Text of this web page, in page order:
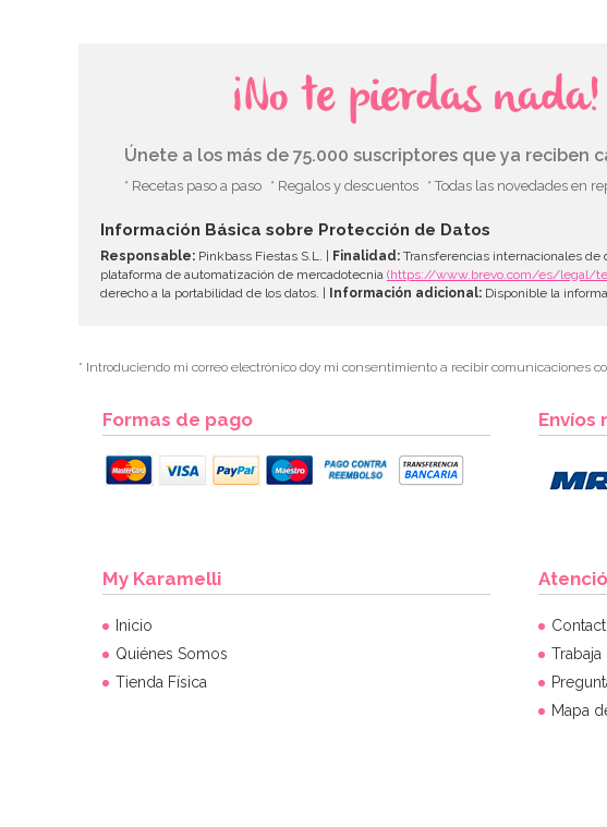
¡No te pierdas nada!
Únete a los más de 75.000 suscriptores que ya reciben
* Recetas paso a paso * Regalos y descuentos * Todas las novedades en
Información Básica sobre Protección de Datos
Responsable: Pinkbass Fiestas S.L. | Finalidad: Transferencias internacionales de
plataforma de automatización de mercadotecnia (https://www.brevo.com/es/legal/
derecho a la portabilidad de los datos. | Información adicional: Disponible la
* Introduciendo mi correo electrónico doy mi consentimiento a recibir comunicaciones
Formas de pago Envíos
My Karamelli
Inicio
Quiénes Somos
Tienda Física
Mapa